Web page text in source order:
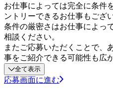
お仕事によっては完全に条件
ントリーできるお仕事もござ
条件の厳密さはお仕事によっ
相談ください。
またご応募いただくことで、
事をご紹介できる可能性も広
全て表示
応募画面に進む